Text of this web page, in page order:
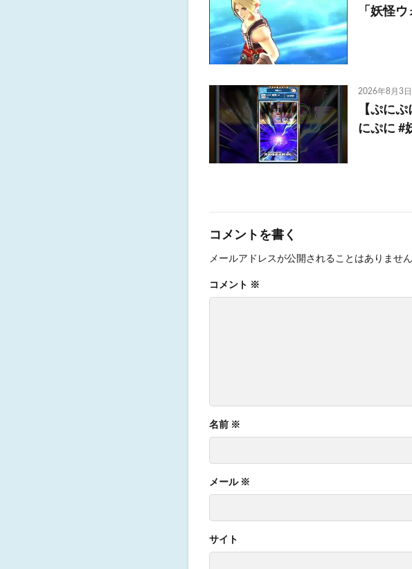
「妖怪
2026年8月3日
【ぷに
にぷに #
コメントを書く
メールアドレスが公開されることはありません
コメント ※
名前 ※
メール ※
サイト